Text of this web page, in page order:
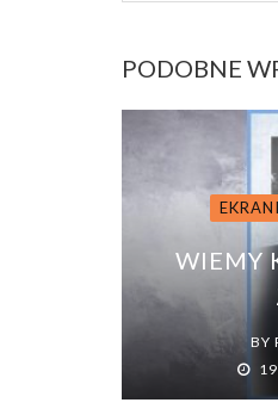
PODOBNE
WIEMY
BY